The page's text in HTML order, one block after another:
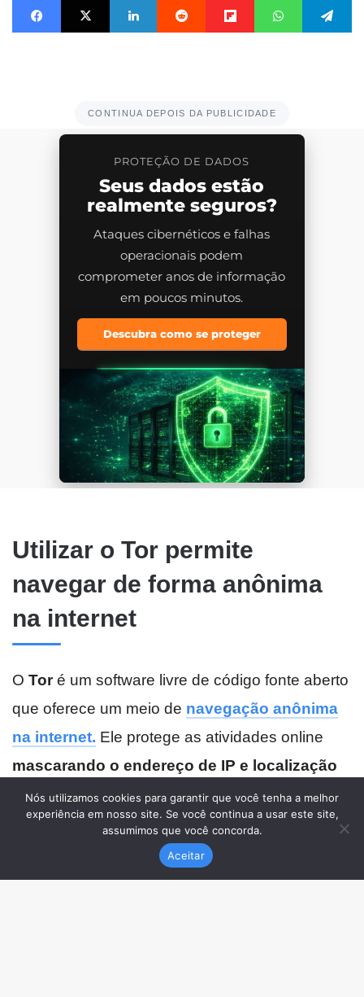
Nós utilizamos cookies para garantir que você tenha a melhor
experiência em nosso site. Se você continua a usar este site,
assumimos que você concorda.
Aceitar